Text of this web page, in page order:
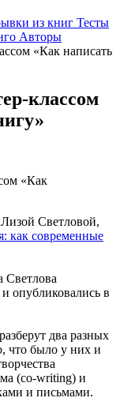
из книг Тесты
Авторы
«Как написать
классом
Светловой,
как современные
Светлова
опубликовались в
два разных
что было у них и
(co-writing) и
и письмами.